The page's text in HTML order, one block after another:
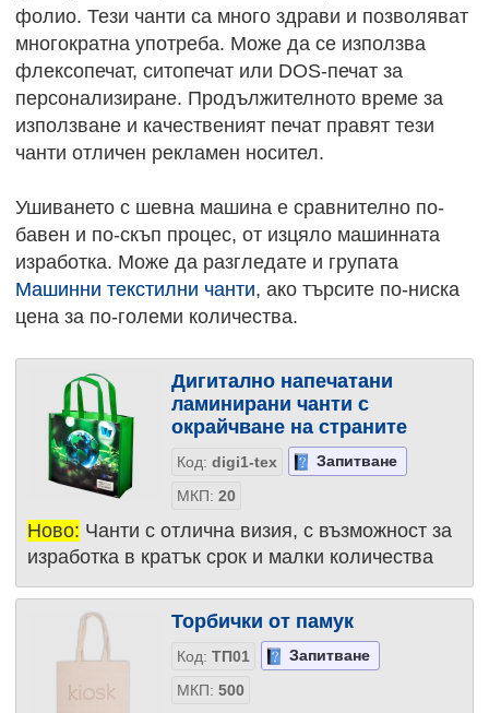
фолио. Тези чанти са много здрави и позволяват
многократна употреба. Може да се използва
флексопечат, ситопечат или DOS-печат за
персонализиране. Продължителното време за
използване и качественият печат правят тези
чанти отличен рекламен носител.
Ушиването с шевна машина е сравнително по-
бавен и по-скъп процес, от изцяло машинната
изработка. Може да разгледате и групата
Машинни текстилни чанти, ако търсите по-ниска
цена за по-големи количества.
Дигитално напечатани
ламинирани чанти с
окрайчване на страните
Код: digi1-tex
Запитване
МКП: 20
Ново: Чанти с отлична визия, с възможност за
изработка в кратък срок и малки количества
Торбички от памук
Код: ТП01
Запитване
МКП: 500